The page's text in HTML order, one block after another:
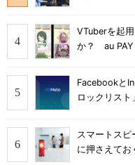
VTuberを起
か？ au PAY
Facebookと
ロックリスト
スマートスピ
に押さえてお